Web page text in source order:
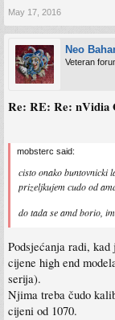
May 17, 2016
Neo
Veteran
Re: RE: Re: nVidia
mobsterc said:
cisto onako buntovnicki
prizeljkujem cudo od
do tada se amd borio,
Podsjećanja radi,
cijene high end
serija).
Njima treba čudo
cijeni od 1070.